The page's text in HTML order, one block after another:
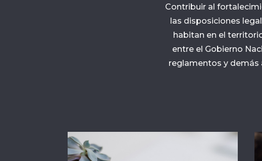
Contribuir al
las disposiciones
habitan en el
entre el Gobierno
reglamentos y demás